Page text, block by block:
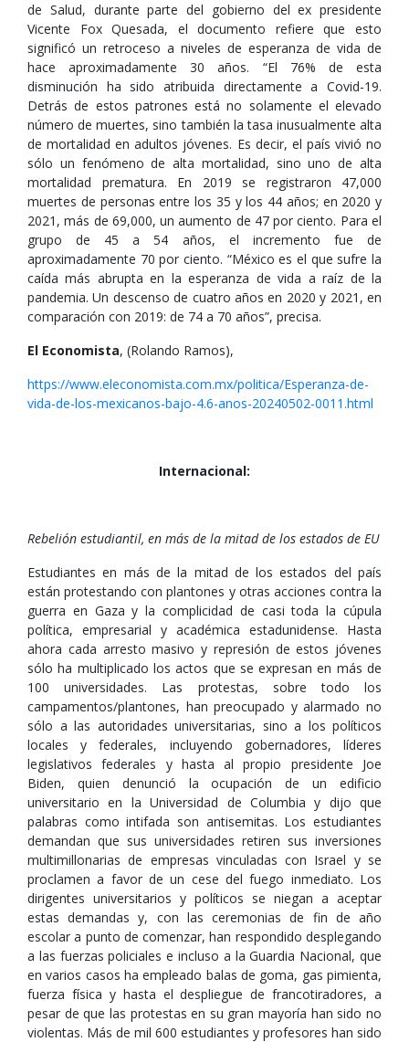
de Salud, durante parte del gobierno del ex presidente
Vicente Fox Quesada, el documento refiere que esto
significó un retroceso a niveles de esperanza de vida de
hace aproximadamente 30 años. “El 76% de esta
disminución ha sido atribuida directamente a Covid-19.
Detrás de estos patrones está no solamente el elevado
número de muertes, sino también la tasa inusualmente alta
de mortalidad en adultos jóvenes. Es decir, el país vivió no
sólo un fenómeno de alta mortalidad, sino uno de alta
mortalidad prematura. En 2019 se registraron 47,000
muertes de personas entre los 35 y los 44 años; en 2020 y
2021, más de 69,000, un aumento de 47 por ciento. Para el
grupo de 45 a 54 años, el incremento fue de
aproximadamente 70 por ciento. “México es el que sufre la
caída más abrupta en la esperanza de vida a raíz de la
pandemia. Un descenso de cuatro años en 2020 y 2021, en
comparación con 2019: de 74 a 70 años”, precisa.
El Economista, (Rolando Ramos),
https://www.eleconomista.com.mx/politica/Esperanza-de-
vida-de-los-mexicanos-bajo-4.6-anos-20240502-0011.html
Internacional:
Rebelión estudiantil, en más de la mitad de los estados de EU
Estudiantes en más de la mitad de los estados del país
están protestando con plantones y otras acciones contra la
guerra en Gaza y la complicidad de casi toda la cúpula
política, empresarial y académica estadunidense. Hasta
ahora cada arresto masivo y represión de estos jóvenes
sólo ha multiplicado los actos que se expresan en más de
100 universidades. Las protestas, sobre todo los
campamentos/plantones, han preocupado y alarmado no
sólo a las autoridades universitarias, sino a los políticos
locales y federales, incluyendo gobernadores, líderes
legislativos federales y hasta al propio presidente Joe
Biden, quien denunció la ocupación de un edificio
universitario en la Universidad de Columbia y dijo que
palabras como intifada son antisemitas. Los estudiantes
demandan que sus universidades retiren sus inversiones
multimillonarias de empresas vinculadas con Israel y se
proclamen a favor de un cese del fuego inmediato. Los
dirigentes universitarios y políticos se niegan a aceptar
estas demandas y, con las ceremonias de fin de año
escolar a punto de comenzar, han respondido desplegando
a las fuerzas policiales e incluso a la Guardia Nacional, que
en varios casos ha empleado balas de goma, gas pimienta,
fuerza física y hasta el despliegue de francotiradores, a
pesar de que las protestas en su gran mayoría han sido no
violentas. Más de mil 600 estudiantes y profesores han sido